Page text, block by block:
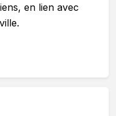
en lien avec